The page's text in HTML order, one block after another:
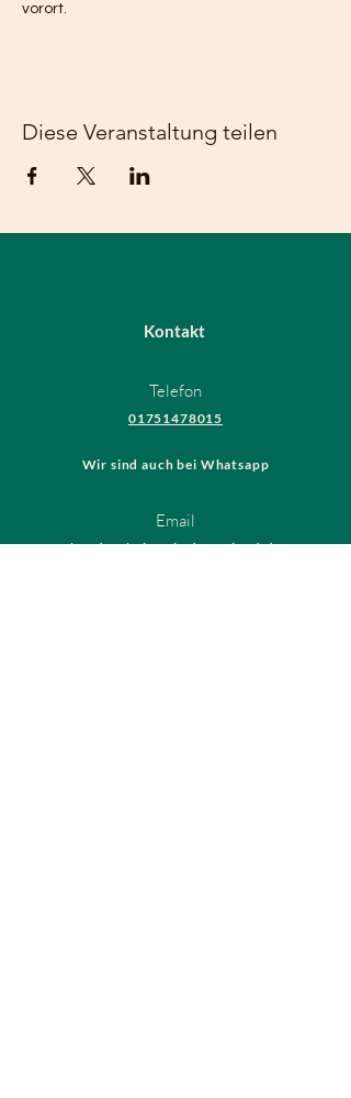
vorort.
Diese Veranstaltung teilen
Kontakt
Telefon
01751478015
Wir sind auch bei Whatsapp
Email
hundeschule@thedogsfriend.de